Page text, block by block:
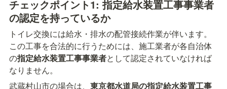
チェックポイント1: 指定給水装置工事事業者
の認定を持っているか
トイレ交換には給水・排水の配管接続作業が伴います。
この工事を合法的に行うためには、施工業者が各自治体
の指定給水装置工事事業者として認定されていなければ
なりません。
武蔵村山市の場合は、 東京都水道局の指定給水装置工事